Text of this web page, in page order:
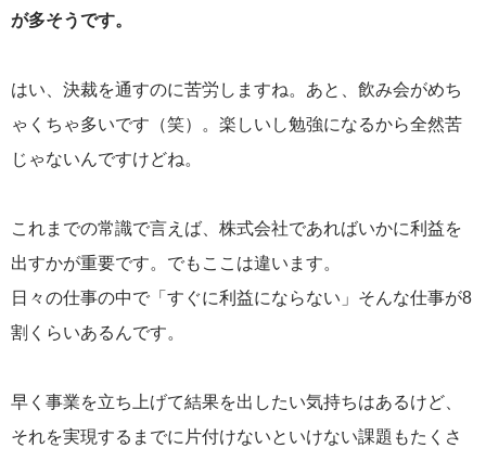
が多そうです。
はい、決裁を通すのに苦労しますね。あと、飲み会がめち
ゃくちゃ多いです（笑）。楽しいし勉強になるから全然苦
じゃないんですけどね。
これまでの常識で言えば、株式会社であればいかに利益を
出すかが重要です。でもここは違います。
日々の仕事の中で「すぐに利益にならない」そんな仕事が8
割くらいあるんです。
早く事業を立ち上げて結果を出したい気持ちはあるけど、
それを実現するまでに片付けないといけない課題もたくさ